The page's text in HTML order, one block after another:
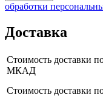
обработки
Доставка
Стоимость доставки
МКАД
Стоимость доставки